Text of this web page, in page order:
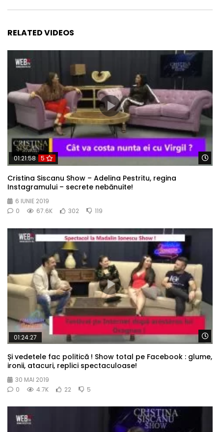
RELATED VIDEOS
01:21:58 5
Cristina Siscanu Show – Adelina Pestritu, regina
Instagramului – secrete nebănuite!
6 IUNIE 2019
0
67.6K 302 119
01:24:27
Și vedetele fac politică ! Show total pe Facebook : glume,
ironii, atacuri, replici spectaculoase!
30 MAI 2019
0
4.7K 22 5